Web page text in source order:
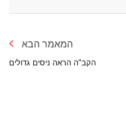
המאמר הבא
הקב"ה הראה ניסים גדולים